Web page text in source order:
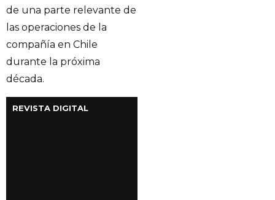
de una parte relevante de
las operaciones de la
compañía en Chile
durante la próxima
década.
REVISTA DIGITAL